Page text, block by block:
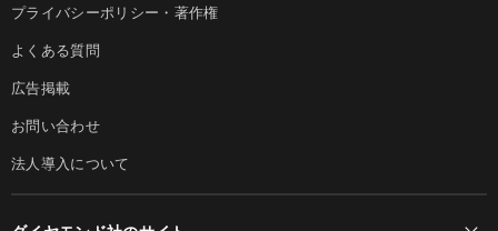
プライバシーポリシー・著作権
よくある質問
広告掲載
お問い合わせ
法人導入について